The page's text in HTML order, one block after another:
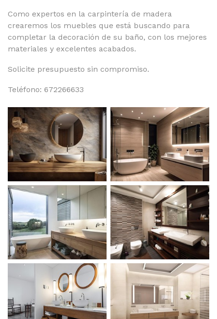
Como expertos en la carpintería de madera
crearemos los muebles que está buscando para
completar la decoración de su baño, con los mejores
materiales y excelentes acabados.
Solicite presupuesto sin compromiso.
Teléfono: 672266633